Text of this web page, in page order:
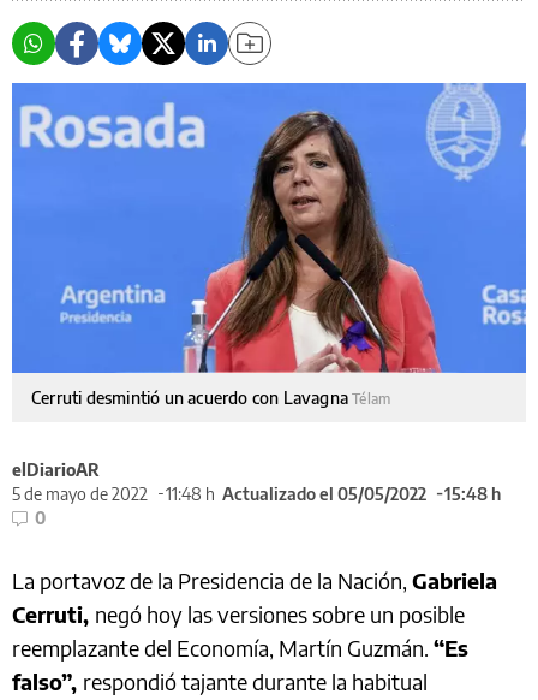
Cerruti desmintió un acuerdo con LavagnaTélam
elDiarioAR
5 de mayo de 2022
11:48 h Actualizado el 05/05/2022
15:48 h
0
La portavoz de la Presidencia de la Nación, Gabriela
Cerruti, negó hoy las versiones sobre un posible
reemplazante del Economía, Martín Guzmán. “Es
falso”, respondió tajante durante la habitual